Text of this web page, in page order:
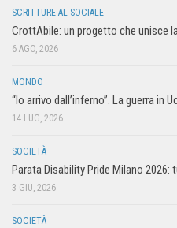
SCRITTURE AL SOCIALE
CrottAbile: un progetto che unisce
6 AGO, 2026
MONDO
“Io arrivo dall’inferno”. La guerra in
14 LUG, 2026
SOCIETÀ
Parata Disability Pride Milano
3 GIU, 2026
SOCIETÀ